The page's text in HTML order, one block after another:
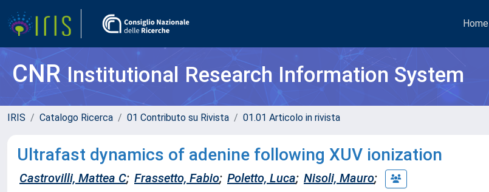
Home
CNRInstitutional Research Information System
IRIS Catalogo Ricerca 01 Contributo su Rivista 01.01 Articolo in rivista
Ultrafast dynamics of adenine following XUV ionization
Castrovilli, Mattea C; Frassetto, Fabio; Poletto, Luca; Nisoli, Mauro;